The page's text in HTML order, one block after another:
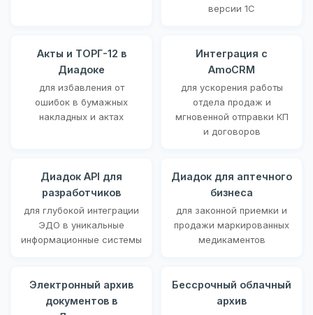
версии 1С
Акты и ТОРГ-12 в
Диадоке
для избавления от
ошибок в бумажных
накладных и актах
Интеграция с
AmoCRM
для ускорения работы
отдела продаж и
мгновенной отправки КП
и договоров
Диадок API для
разработчиков
для глубокой интеграции
ЭДО в уникальные
информационные системы
Диадок для аптечного
бизнеса
для законной приемки и
продажи маркированных
медикаментов
Электронный архив
документов в
Бессрочный облачный
архив